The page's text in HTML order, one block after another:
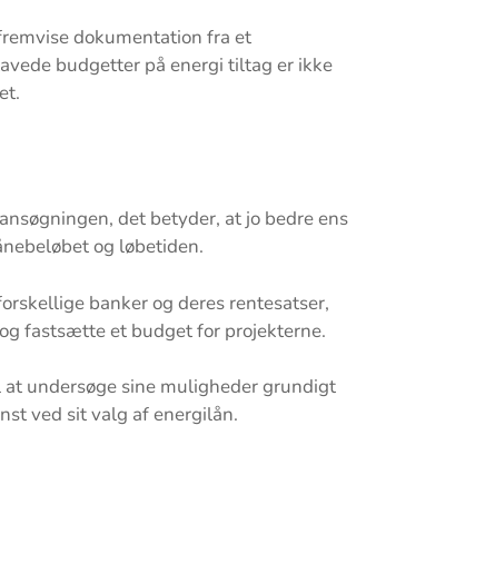
dokumentation fra et
budgetter på energi tiltag er ikke
det betyder, at jo bedre ens
og løbetiden.
banker og deres rentesatser,
fastsætte et budget for projekterne.
undersøge sine muligheder grundigt
ved sit valg af energilån.